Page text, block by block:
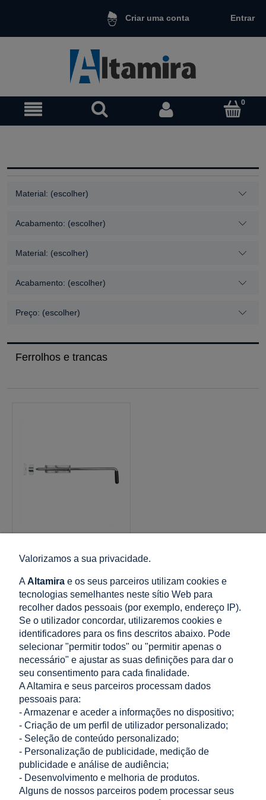
Criar uma conta Entrar
Material: (escolher)
Acabamento: (escolher)
Material: (escolher)
Acabamento: (escolher)
Preço: (escolher)
Ferrolhos e trancas
Ferrolho com mola
zincado 420x14 mm
5,80 €
incl. 23% IMPOSTO, excl.
custos de envio
Preço líquido:4,72 €
adicionar ao
carrinho
LOJA
AJUDA
Valorizamos a sua privacidade.
AAltamira e os seus parceiros utilizam cookies e
tecnologias semelhantes neste sítio Web para
recolher dados pessoais (por exemplo, endereço IP).
Se o utilizador concordar, utilizaremos cookies e
identificadores para os fins descritos abaixo. Pode
selecionar "permitir todos" ou "permitir apenas o
necessário" e ajustar as suas definições para dar o
seu consentimento para cada finalidade.
A Altamira e seus parceiros processam dados
pessoais para:
- Armazenar e aceder a informações no dispositivo;
- Criação de um perfil de utilizador personalizado;
- Seleção de conteúdo personalizado;
- Personalização de publicidade, medição de
publicidade e análise de audiência;
- Desenvolvimento e melhoria de produtos.
Alguns de nossos parceiros podem processar seus